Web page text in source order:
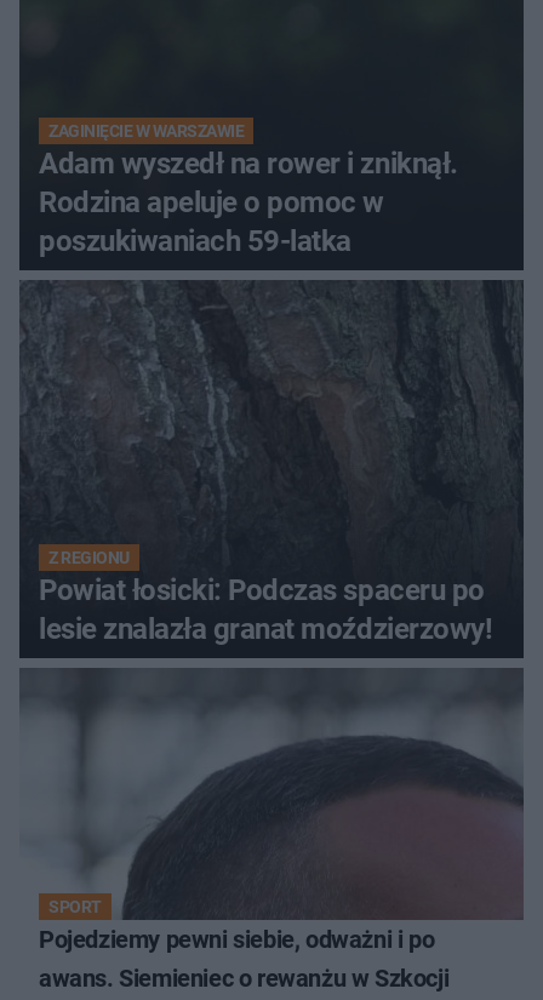
ZAGINIĘCIE W WARSZAWIE
Adam wyszedł na rower i zniknął.
Rodzina apeluje o pomoc w
poszukiwaniach 59-latka
Z REGIONU
Powiat łosicki: Podczas spaceru po
lesie znalazła granat moździerzowy!
SPORT
Pojedziemy pewni siebie, odważni i po
awans. Siemieniec o rewanżu w Szkocji